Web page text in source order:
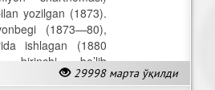
29998 марта ўқилди
yozilgan (1873).
(1873—80),
ishlagan (1880
birinchi bo’lib
(1880—81).